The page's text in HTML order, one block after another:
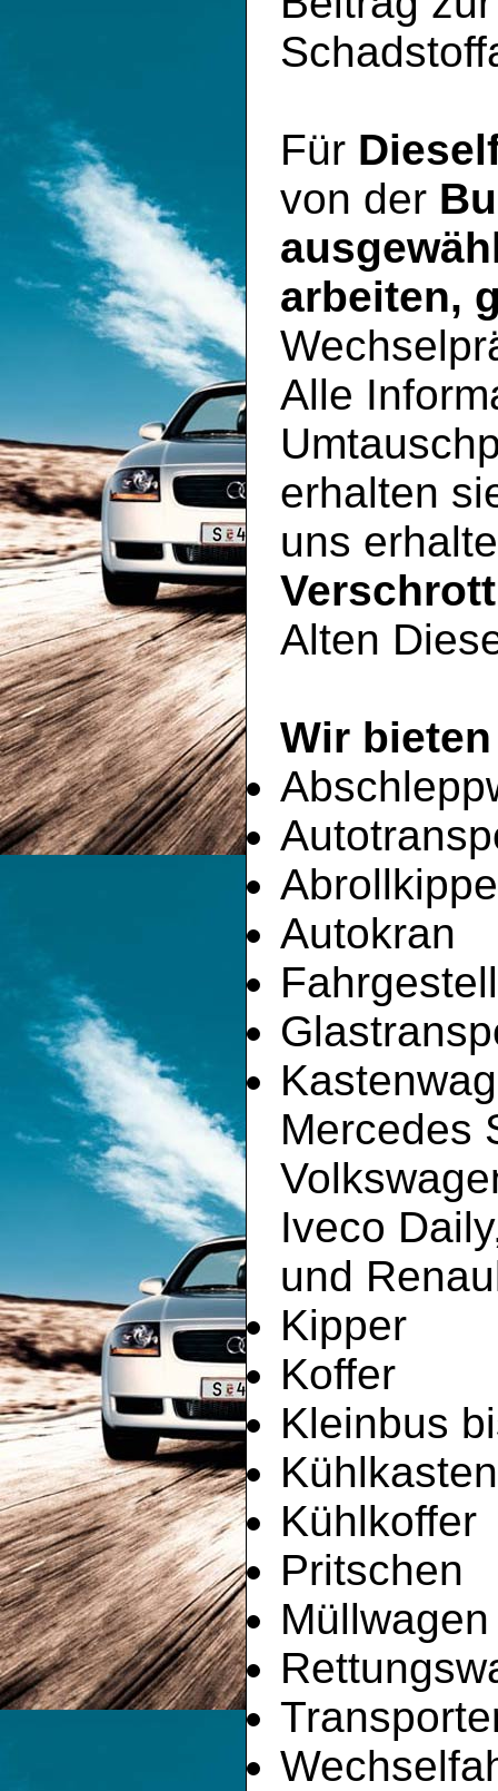
Für
von der
arbeiten,
Alle
erhalten
uns
Alten
Wir
Autokran
Fahrgestell
Mercedes
Iveco
und
Kipper
Koffer
Kleinbus
Kühlkoffer
Pritschen
Müllwagen